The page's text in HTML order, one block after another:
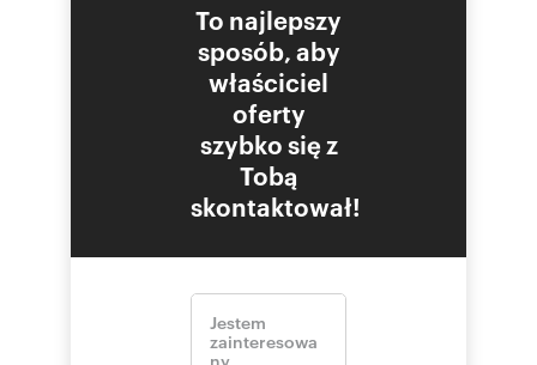
To najlepszy
sposób, aby
właściciel
oferty
szybko się z
Tobą
skontaktował!